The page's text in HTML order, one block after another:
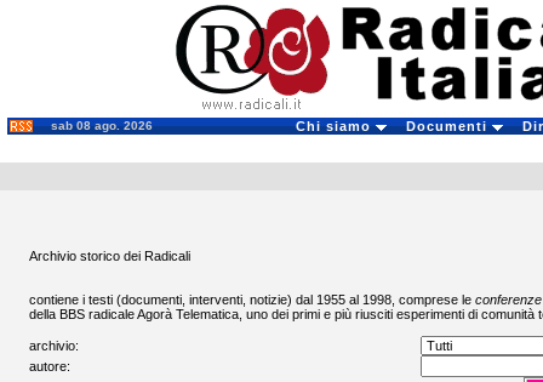
sab 08 ago. 2026 Chi siamo Documenti
Archivio storico dei Radicali
contiene i testi (documenti, interventi, notizie) dal 1955 al 1998, comprese le conferenze
della BBS radicaleAgorà Telematica , uno dei primi e più riusciti esperimenti di comunità
archivio:
autore: